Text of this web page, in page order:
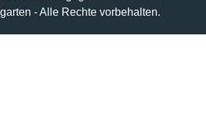
- Alle Rechte vorbehalten.